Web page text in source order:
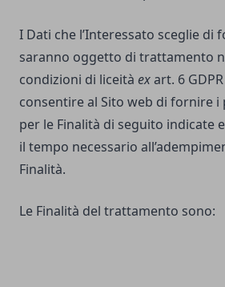
I Dati che l’Interessato sceglie
saranno oggetto di trattamento
condizioni di liceità exart. 6
consentire al Sito web di fornire
per le Finalità di seguito indicate
il tempo necessario
Finalità.
Le Finalità del trattamento sono: